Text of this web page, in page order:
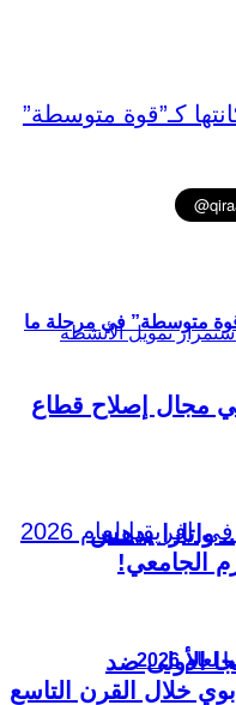
متوسطة” في مرحلة ما
في مجال إصلاح قطاع
واتارا يدهس
الجامعي!
الأولى ضد
خلال القرن التاسع